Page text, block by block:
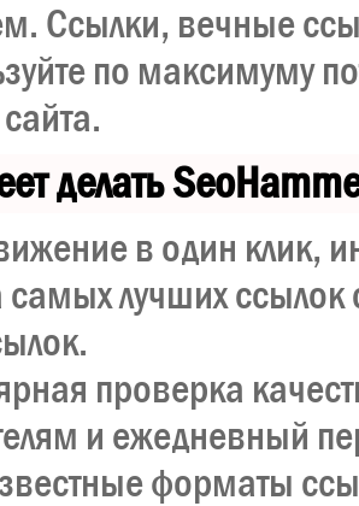
Ссылки, вечные
по максимуму
делать
в один клик,
самых лучших ссылок
проверка
и ежедневный
форматы